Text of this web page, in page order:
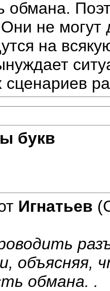
обмана.
не могут
на
сценариев
букв
Игнатьев
объясняя,
обмана. .